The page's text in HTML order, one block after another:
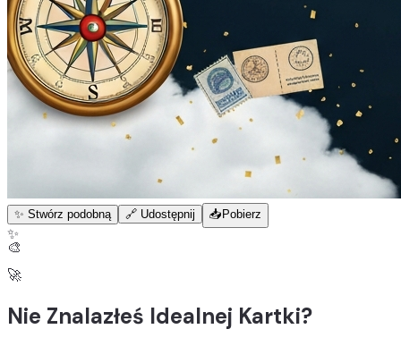
✨ Stwórz podobną 🔗 Udostępnij 📥 Pobierz
✨
🎨
🚀
Nie Znalazłeś Idealnej Kartki?